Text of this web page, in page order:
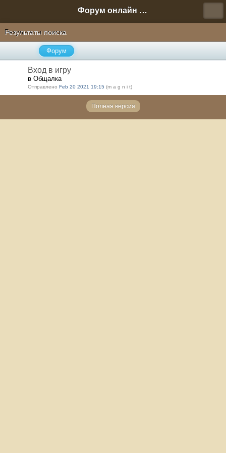
Форум онлайн игры "Новая Эра" (Нюра Биз)
Результаты поиска
Форум
Вход в игру
в Общалка
Отправлено Feb 20 2021 19:15 (m a g n i t)
Полная версия